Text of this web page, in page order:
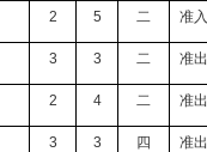
2 5 二 准入
3 3 二 准出
2 4 二 准出
3 3 四 准出